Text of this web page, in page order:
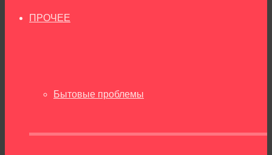
ПРОЧЕЕ
Бытовые проблемы